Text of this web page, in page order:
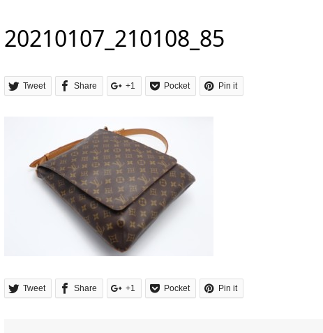
20210107_210108_85
Tweet Share +1 Pocket Pin it
Tweet Share +1 Pocket Pin it